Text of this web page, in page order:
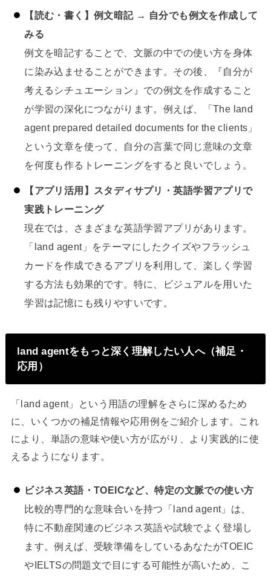
【読む・書く】例文暗記 → 自分でも例文を作成して
みる
例文を暗記することで、文脈の中での使い方を身体
に染み込ませることができます。その後、『自分が
考えるシチュエーション』での例文を作成すること
が学習の深化につながります。例えば、「The land
agent prepared detailed documents for the clients」
という文章を使って、自分の言葉で同じ意味の文章
を何度も作るトレーニングをすると良いでしょう。
【アプリ活用】スタディサプリ・英語学習アプリで
実践トレーニング
現在では、さまざまな英語学習アプリがあります。
「land agent」をテーマにしたクイズやフラッシュ
カードを作成できるアプリを利用して、楽しく学習
する方法も効果的です。特に、ビジュアルを用いた
学習は記憶にも残りやすいです。
land agentをもっと深く理解したい人へ（補足・
応用）
「land agent」という用語の理解をさらに深めるため
に、いくつかの補足情報や応用例をご紹介します。これ
により、単語の意味や使い方が広がり、より実践的に使
えるようになります。
ビジネス英語・TOEICなど、特定の文脈での使い方
比較的専門的な意味合いを持つ「land agent」は、
特に不動産関連のビジネス英語や試験でよく登場し
ます。例えば、受験準備をしているあなたがTOEIC
やIELTSの問題文で目にする可能性が高いため、こ